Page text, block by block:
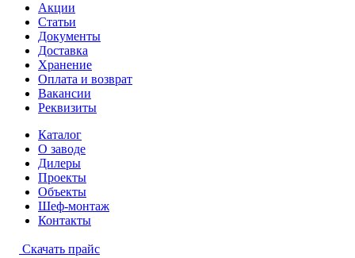
Акции
Статьи
Документы
Доставка
Хранение
Оплата и возврат
Вакансии
Реквизиты
Каталог
О заводе
Дилеры
Проекты
Объекты
Шеф-монтаж
Контакты
Скачать прайс